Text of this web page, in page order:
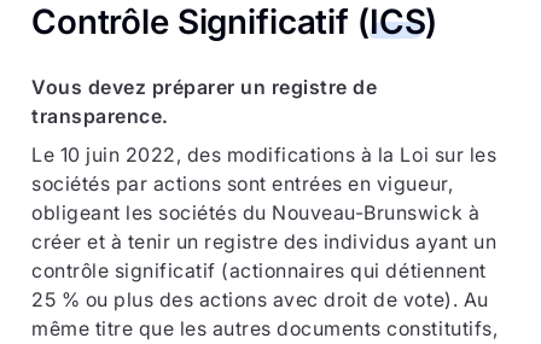
Contrôle Significatif (ICS)
Vous devez préparer un registre de
transparence.
Le 10 juin 2022, des modifications à la Loi sur les
sociétés par actions sont entrées en vigueur,
obligeant les sociétés du Nouveau-Brunswick à
créer et à tenir un registre des individus ayant un
contrôle significatif (actionnaires qui détiennent
25 % ou plus des actions avec droit de vote). Au
même titre que les autres documents constitutifs,